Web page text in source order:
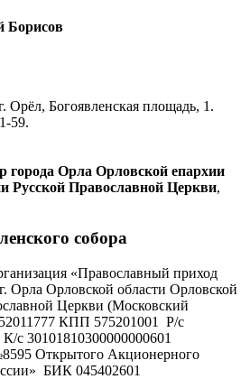
Борисов
Орёл, Богоявленская площадь, 1.
59.
города Орла Орловской епархии
Русской Православной Церкви,
собора
«Православный приход
Орла Орловской области Орловской
Церкви (Московский
КПП 575201001 Р/с
с 30101810300000000601
Открытого Акционерного
БИК 045402601